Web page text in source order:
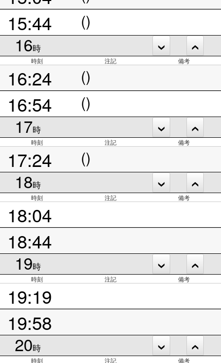
15:44 ()
16時
時刻 注記 備考
16:24 ()
16:54 ()
17時
時刻 注記 備考
17:24 ()
18時
時刻 注記 備考
18:04
18:44
19時
時刻 注記 備考
19:19
19:58
20時
時刻 注記 備考